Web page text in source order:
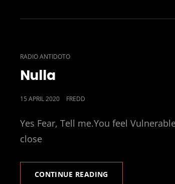
CAT
LINKS
RADIO ANTIDOTO
Nulla
POSTED
15 APRIL 2020 FREDD
Yes Fear, Tell me.You feel
close
CONTINUE READING